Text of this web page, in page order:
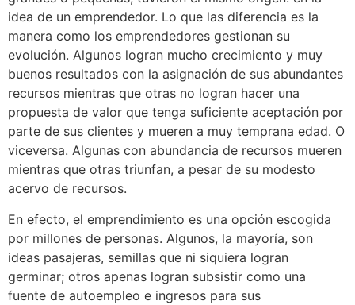
idea de un emprendedor. Lo que las diferencia es la
manera como los emprendedores gestionan su
evolución. Algunos logran mucho crecimiento y muy
buenos resultados con la asignación de sus abundantes
recursos mientras que otras no logran hacer una
propuesta de valor que tenga suficiente aceptación por
parte de sus clientes y mueren a muy temprana edad. O
viceversa. Algunas con abundancia de recursos mueren
mientras que otras triunfan, a pesar de su modesto
acervo de recursos.
En efecto, el emprendimiento es una opción escogida
por millones de personas. Algunos, la mayoría, son
ideas pasajeras, semillas que ni siquiera logran
germinar; otros apenas logran subsistir como una
fuente de autoempleo e ingresos para sus